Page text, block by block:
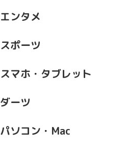
エンタメ
スポーツ
スマホ・タブレット
ダーツ
パソコン・Mac